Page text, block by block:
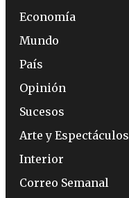
Economía
Mundo
País
Opinión
Sucesos
Arte y Espectáculos
Interior
Correo Semanal